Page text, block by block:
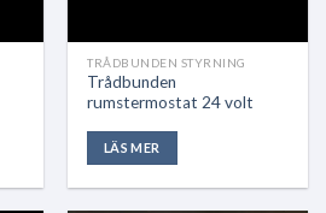
TRÅDBUNDEN STYRNING
Trådbunden
rumstermostat 24 volt
LÄS MER